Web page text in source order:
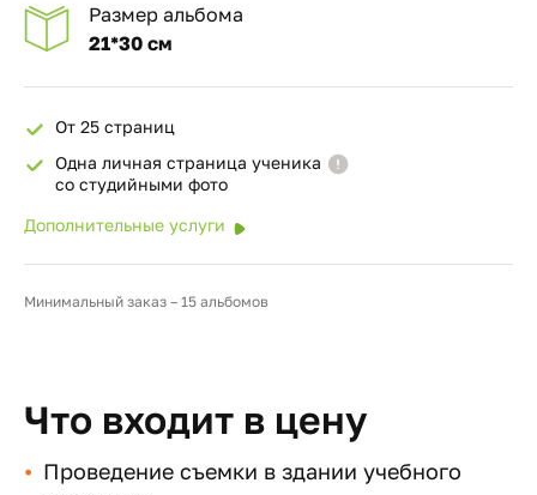
Размер альбома
21*30 см
От 25 страниц
Одна личная страница ученика
со студийными фото
Дополнительные услуги
Минимальный заказ – 15 альбомов
Что входит в цену
Проведение съемки в здании учебного